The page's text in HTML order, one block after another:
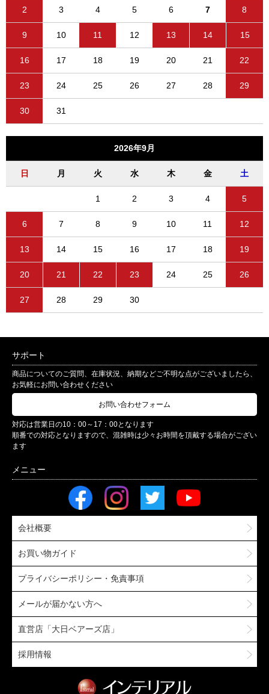
2 3 4 5 6 7 8
9 10 11 12 13 14 15
16 17 18 19 20 21 22
23 24 25 26 27 28 29
30 31
2026年9月
日 月 火 水 木 金 土
1 2 3 4 5
6 7 8 9 10 11 12
13 14 15 16 17 18 19
20 21 22 23 24 25 26
27 28 29 30
サポート
商品についてのご質問、在庫状況、納期などご不明な点がございましたら、
お気軽にお問い合わせください
お問い合わせフォーム
対応は営業日の10：00～17：00となります
順番での対応となりますので、混雑時は少々お時間を頂戴する場合がござい
ます
会社概要
お買い物ガイド
プライバシーポリシー・免責事項
メールが届かない方へ
直営店「大日ベアーズ店」
採用情報